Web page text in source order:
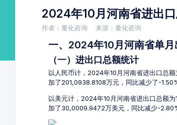
2024年10月河南省进出
作者：量化咨询 来源：量化咨询
一、2024年10月河南省单
（一）进出口总额统计
以人民币计，2024年10月河南省进出口总
加了201,0938.8108万元，同比减少了-
以美元计，2024年10月河南省进出口总额
加了30,0009.9472万美元，同比减少-